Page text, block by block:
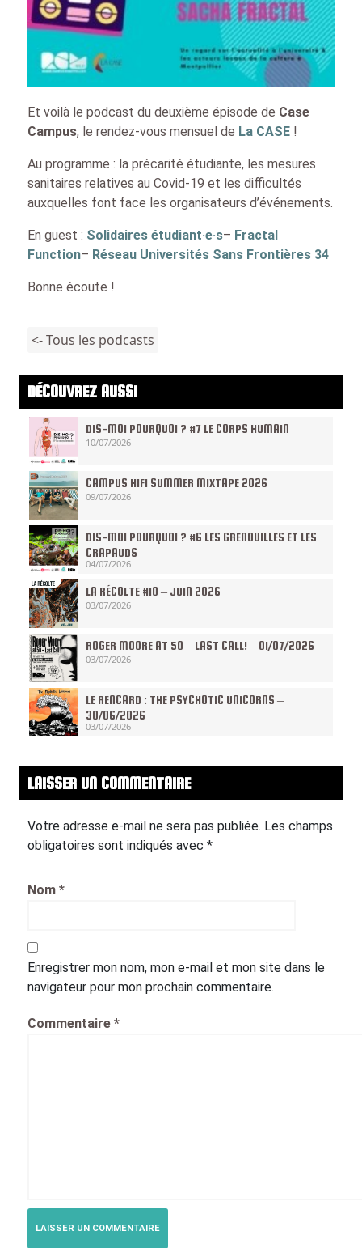
Et voilà le podcast du deuxième épisode de Case
Campus, le rendez-vous mensuel de La CASE !
Au programme : la précarité étudiante, les mesures
sanitaires relatives au Covid-19 et les difficultés
auxquelles font face les organisateurs d’événements.
En guest : Solidaires étudiant·e·s– Fractal
Function– Réseau Universités Sans Frontières 34
Bonne écoute !
<- Tous les podcasts
DÉCOUVREZ AUSSI
DIS-MOI POURQUOI ? #7 LE CORPS HUMAIN
10/07/2026
CAMPUS HIFI SUMMER MIXTAPE 2026
09/07/2026
DIS-MOI POURQUOI ? #6 LES GRENOUILLES ET LES
CRAPAUDS
04/07/2026
LA RÉCOLTE #10 – JUIN 2026
03/07/2026
ROGER MOORE AT 50 – LAST CALL! – 01/07/2026
03/07/2026
LE RENCARD : THE PSYCHOTIC UNICORNS –
30/06/2026
03/07/2026
LAISSER UN COMMENTAIRE
Votre adresse e-mail ne sera pas publiée. Les champs
obligatoires sont indiqués avec *
Nom *
Enregistrer mon nom, mon e-mail et mon site dans le
navigateur pour mon prochain commentaire.
Commentaire *